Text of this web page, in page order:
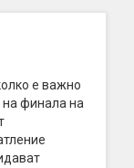
е важно
финала на